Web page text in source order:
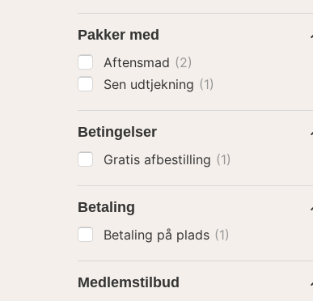
Pakker med
Aftensmad (2)
Sen udtjekning (1)
Betingelser
Gratis afbestilling (1)
Betaling
Betaling på plads (1)
Medlemstilbud